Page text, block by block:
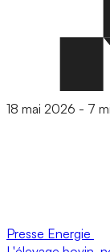
18 mai 2026 - 7
Presse Energie